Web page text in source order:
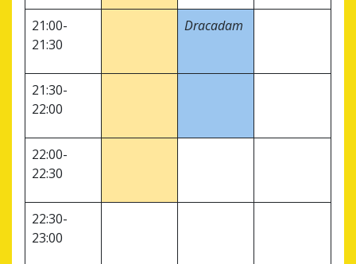
21:00-
21:30
Dracadam
21:30-
22:00
22:00-
22:30
22:30-
23:00